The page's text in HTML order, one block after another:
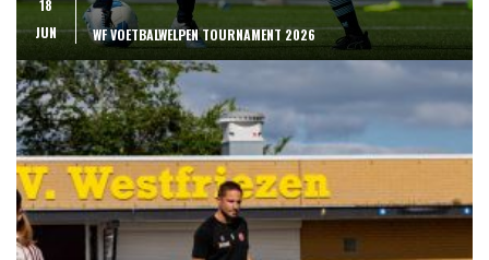
18
JUN
WF VOETBALWELPEN TOURNAMENT 2026